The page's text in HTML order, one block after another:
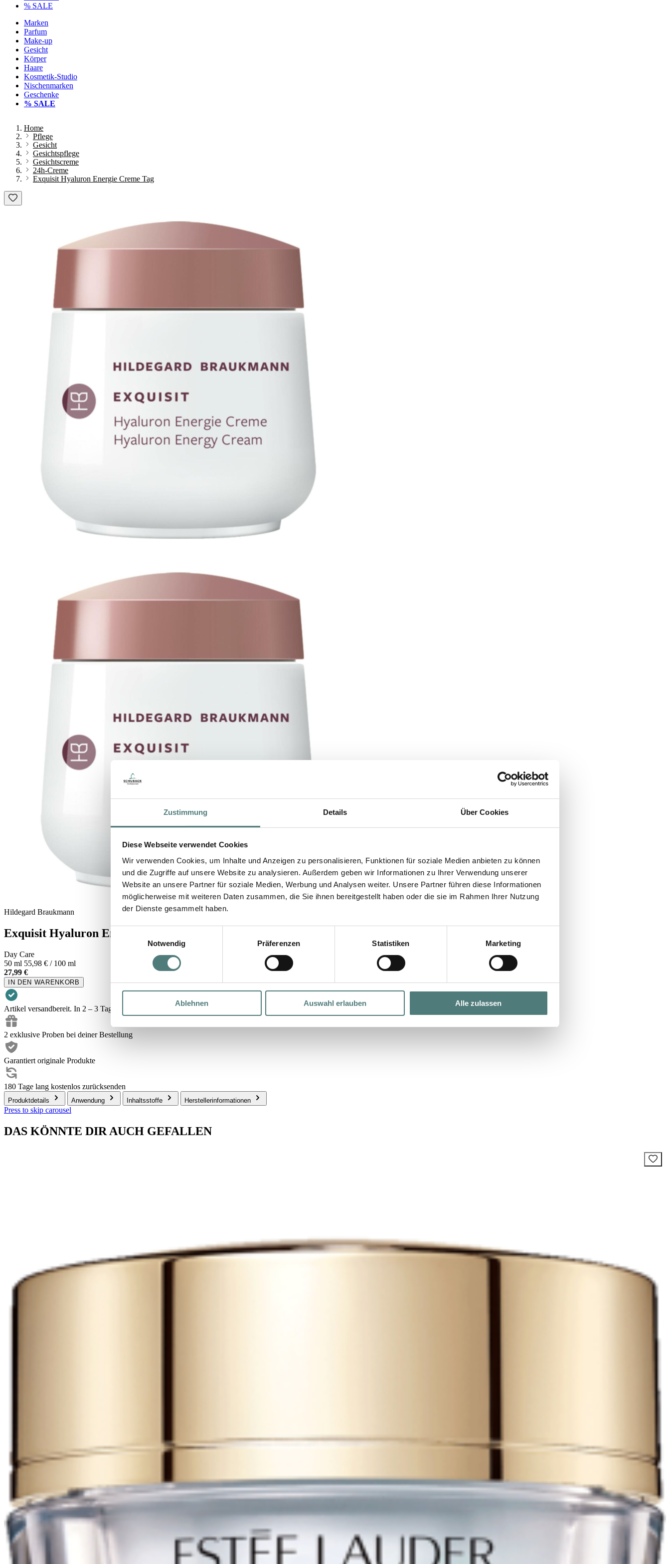
Zustimmung Details Über Cookies
Diese Webseite verwendet Cookies
Wir verwenden Cookies, um Inhalte und Anzeigen zu personalisieren, Funktionen für soziale Medien anbieten zu können
und die Zugriffe auf unsere Website zu analysieren. Außerdem geben wir Informationen zu Ihrer Verwendung unserer
Website an unsere Partner für soziale Medien, Werbung und Analysen weiter. Unsere Partner führen diese Informationen
möglicherweise mit weiteren Daten zusammen, die Sie ihnen bereitgestellt haben oder die sie im Rahmen Ihrer Nutzung
der Dienste gesammelt haben.
Einwilligungsauswahl
Notwendig
Präferenzen Statistiken Marketing
Ablehnen Auswahl erlauben Alle zulassen
% SALE
Marken
Parfum
Make-up
Gesicht
Körper
Haare
Kosmetik-Studio
Nischenmarken
Geschenke
% SALE
Home
Pflege
Gesicht
Gesichtspflege
Gesichtscreme
24h-Creme
Exquisit Hyaluron Energie Creme Tag
Hildegard Braukmann
Exquisit Hyaluron Energie Creme Tag
Day Care
50 ml 55,98 € / 100 ml
27,99 €
IN DEN WARENKORB
Artikel versandbereit. In 2 – 3 Tagen bei dir.
2 exklusive Proben bei deiner Bestellung
Garantiert originale Produkte
180 Tage lang kostenlos zurücksenden
Produktdetails Anwendung Inhaltsstoffe Herstellerinformationen
Press to skip carousel
DAS KÖNNTE DIR AUCH GEFALLEN